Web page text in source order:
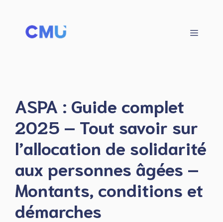
contenu
Menu
ASPA : Guide complet
2025 – Tout savoir sur
l’allocation de solidarité
aux personnes âgées –
Montants, conditions et
démarches